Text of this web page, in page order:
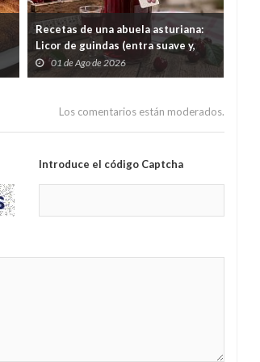
Recetas de una abuela asturiana:
Licor de guindas (entra suave y,
cuando quieres darte cuenta, tas
contando secretos familiares de
01 de Ago de 2026
Los comentarios están moderados.
Introduce el código Captcha